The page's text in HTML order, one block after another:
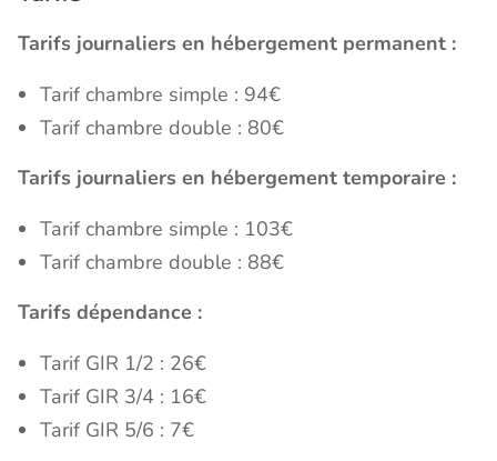
Tarifs journaliers en hébergement permanent :
Tarif chambre simple : 94€
Tarif chambre double : 80€
Tarifs journaliers en hébergement temporaire :
Tarif chambre simple : 103€
Tarif chambre double : 88€
Tarifs dépendance :
Tarif GIR 1/2 : 26€
Tarif GIR 3/4 : 16€
Tarif GIR 5/6 : 7€